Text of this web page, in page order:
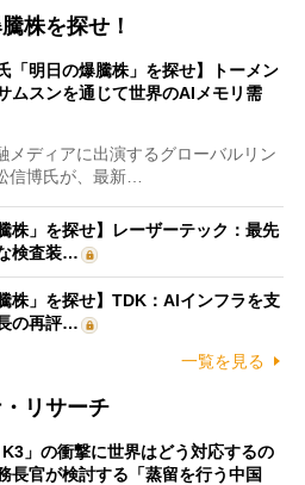
株を探せ！
「明日の爆騰株」を探せ】トーメン
ムスンを通じて世界のAIメモリ需
ディアに出演するグローバルリン
信博氏が、最新…
株」を探せ】レーザーテック：最先
検査装…
株」を探せ】TDK：AIインフラを支
の再評…
一覧を見る
リサーチ
」の衝撃に世界はどう対応するの
官が検討する「蒸留を行う中国